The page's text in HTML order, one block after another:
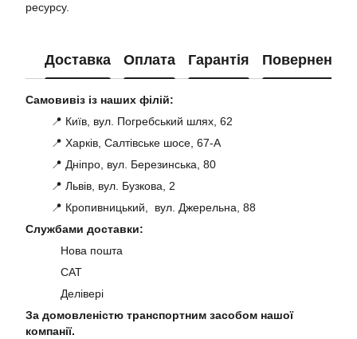
ресурсу.
Доставка Оплата Гарантія Повернення
Самовивіз із наших філій:
📍 Київ, вул. Погребський шлях, 62
📍 Харків, Салтівське шосе, 67-А
📍 Дніпро, вул. Березинська, 80
📍 Львів, вул. Бузкова, 2
📍 Кропивницький, вул. Джерельна, 88
Службами доставки:
Нова пошта
САТ
Делівері
За домовленістю транспортним засобом нашої
компанії.